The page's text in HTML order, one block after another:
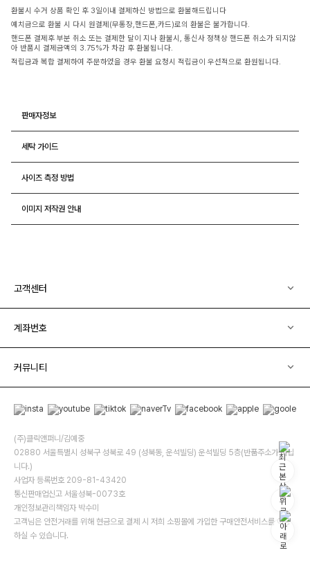
환불시 수거 상품 확인 후 3일이내 결제하신 방법으로 환불해드립니다
예치금으로 환불 시 다시 원결제(무통장,핸드폰,카드)로의 환불은 불가합니다.
핸드폰 결제후 부분 취소 또는 결제한 달이 지나 환불시, 통신사 정책상 핸드폰 취소가 되지않
아 반품시 결제금액의 3.75%가 차감 후 환불됩니다.
적립금과 복합 결제하여 주문하였을 경우 환불 요청시 적립금이 우선적으로 환원됩니다.
판매자정보
세탁 가이드
사이즈 측정 방법
이미지 저작권 안내
고객센터
계좌번호
커뮤니티
(주)클릭앤퍼니/김예중
02880 서울특별시 성북구 성북로 49 (성북동, 운석빌딩) 운석빌딩 5층(반품주소가 아닙
니다.)
사업자 등록번호 209-81-43420
통신판매업신고 서울성북-0073호
개인정보관리책임자 박수미
고객님은 안전거래를 위해 현금으로 결제 시 저희 소핑몰에 가입한 구매안전서비스를 이용
하실 수 있습니다.